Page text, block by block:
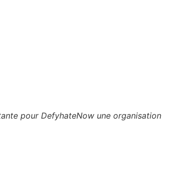
pour DefyhateNow une organisation